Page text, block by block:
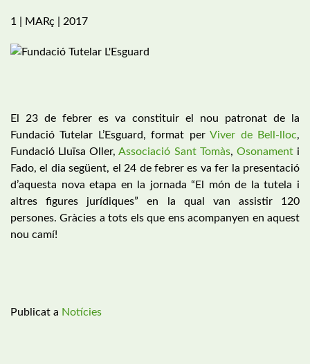
1 | MARç | 2017
El 23 de febrer es va constituir el nou patronat de la
Fundació Tutelar L’Esguard, format perViver de Bell-lloc,
Fundació Lluïsa Oller,Associació Sant Tomàs, Osonamenti
Fado, el dia següent, el 24 de febrer es va fer la presentació
d’aquesta nova etapa en la jornada “El món de la tutela i
altres figures jurídiques” en la qual van assistir 120
persones. Gràcies a tots els que ens acompanyen en aquest
nou camí!
Publicat a Notícies